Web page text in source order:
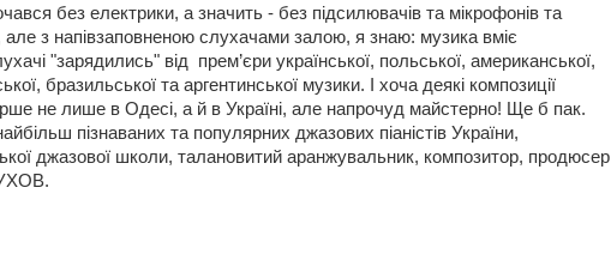
без електрики, а значить - без підсилювачів та мікрофонів та
з напівзаповненою слухачами залою, я знаю: музика вміє
"зарядились" від прем’єри української, польської, американської,
бразильської та аргентинської музики. І хоча деякі композиції
не лише в Одесі, а й в Україні, але напрочуд майстерно! Ще б пак.
пізнаваних та популярних джазових піаністів України,
джазової школи, талановитий аранжувальник, композитор, продюсер